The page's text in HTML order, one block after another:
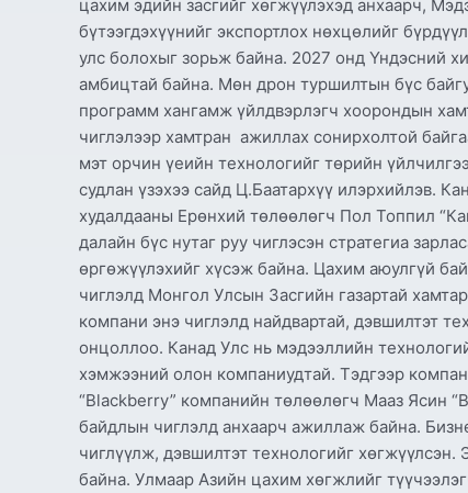
цахим эдийн засгийг хөгжүүлэхэд анхаарч,
бүтээгдэхүүнийг экспортлох нөхцөлийг
улс болохыг зорьж байна. 2027 онд Үндэсний
амбицтай байна. Мөн дрон туршилтын бүс
программ хангамж үйлдвэрлэгч хоорондын
чиглэлээр хамтран ажиллах сонирхолтой
мэт орчин үеийн технологийг төрийн
судлан үзэхээ сайд Ц.Баатархүү илэрхийлэв.
худалдааны Ерөнхий төлөөлөгч Пол Топпил
далайн бүс нутаг руу чиглэсэн стратегиа
өргөжүүлэхийг хүсэж байна. Цахим аюулгүй
чиглэлд Монгол Улсын Засгийн газартай
компани энэ чиглэлд найдвартай, дэвшилтэт
онцоллоо. Канад Улс нь мэдээллийн
хэмжээний олон компаниудтай. Тэдгээр
“Blackberry” компанийн төлөөлөгч Мааз Ясин
байдлын чиглэлд анхаарч ажиллаж байна.
чиглүүлж, дэвшилтэт технологийг
байна. Улмаар Азийн цахим хөгжлийг